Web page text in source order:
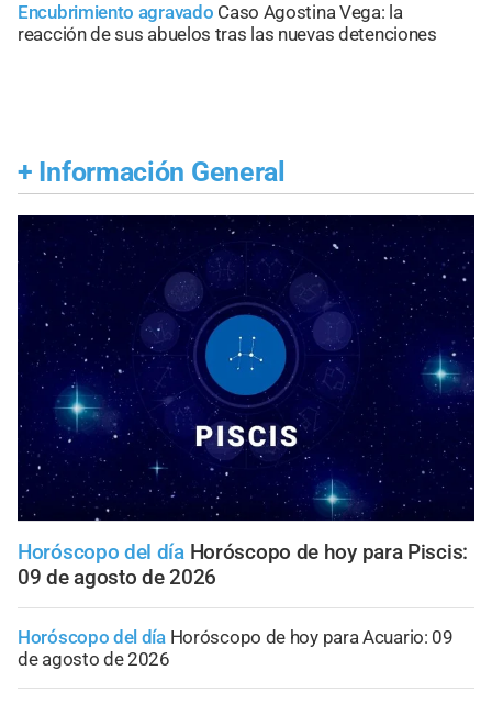
Encubrimiento agravado Caso Agostina Vega: la
reacción de sus abuelos tras las nuevas detenciones
+ Información General
Horóscopo del día Horóscopo de hoy para Piscis:
09 de agosto de 2026
Horóscopo del día Horóscopo de hoy para Acuario: 09
de agosto de 2026